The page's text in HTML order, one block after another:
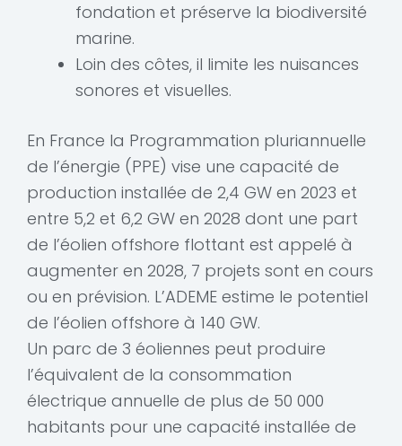
fondation et préserve la biodiversité
marine.
Loin des côtes, il limite les nuisances
sonores et visuelles.
En France la Programmation pluriannuelle
de l’énergie (PPE) vise une capacité de
production installée de 2,4 GW en 2023 et
entre 5,2 et 6,2 GW en 2028 dont une part
de l’éolien offshore flottant est appelé à
augmenter en 2028, 7 projets sont en cours
ou en prévision. L’ADEME estime le potentiel
de l’éolien offshore à 140 GW.
Un parc de 3 éoliennes peut produire
l’équivalent de la consommation
électrique annuelle de plus de 50 000
habitants pour une capacité installée de